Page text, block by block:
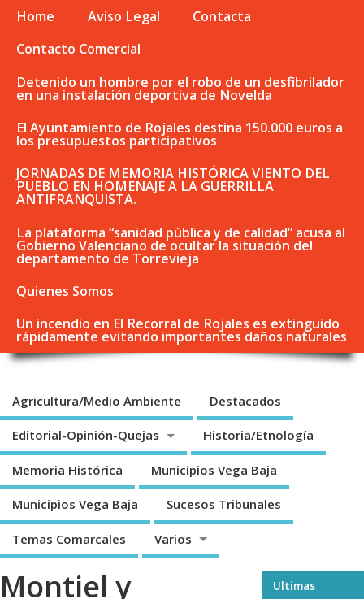
Home Aviso Legal
Contacta
Contacto Comercial
Detenido un hombre por el robo de un desfibrilador
en una instalación deportiva de Novelda
El Ayuntamiento de Rojales destina 150.000 euros a
los presupuestos participativos
JORNADAS DE MEMORIA HISTÓRICA VIENTO DEL
PUEBLO EN HOMENAJE A LA GUERRILLA
ANTIFRANQUISTA.
La plataforma “sanidad pública y de calidad” acusa al
Gobierno Valenciano de ocultar la situación del
departamento de Torrevieja
Quienes Somos
Un incendio en El Recorral de Rojales es extinguido
rápidamente evitando importantes daños naturales
Agricultura/Medio Ambiente Destacados
Editorial-Opinión-Quejas Historia/Etnología
Memoria Histórica Municipios Vega Baja
Municipios Vega Baja Sucesos Tribunales
Temas Comarcales Varios
Montiel y
Ultimas